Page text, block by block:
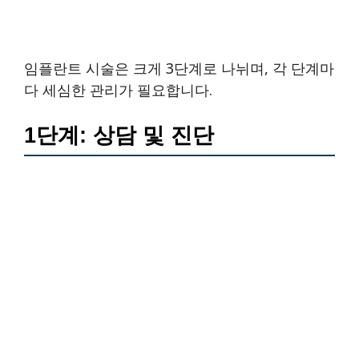
임플란트 시술은 크게 3단계로 나뉘며, 각 단계마
다 세심한 관리가 필요합니다.
1단계: 상담 및 진단